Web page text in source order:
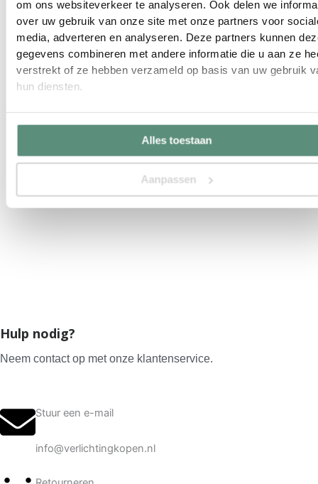
om ons websiteverkeer te analyseren. Ook delen we
over uw gebruik van onze site met onze partners voor
media, adverteren en analyseren. Deze partners kunnen
gegevens combineren met andere informatie die u aan ze
verstrekt of ze hebben verzameld op basis van uw gebruik
hun diensten.
Alles toestaan
Aanpassen
Hulp nodig?
Neem contact op met onze klantenservice.
Stuur een e-mail
info@verlichtingkopen.nl